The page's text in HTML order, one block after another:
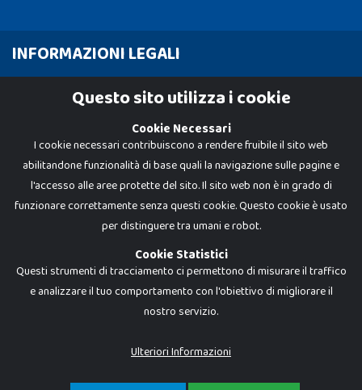
INFORMAZIONI LEGALI
Cookie Policy
Dadi e Mattoncini è un brand di Giocabene Srl. Ogni riproduzione o utilizzo non
I prezzi e le promozioni pubblicate potrebbero differire da quanto esposto in
Questo sito utilizza i cookie
Cookie Necessari
I cookie necessari contribuiscono a rendere fruibile il sito web
abilitandone funzionalità di base quali la navigazione sulle pagine e
l'accesso alle aree protette del sito. Il sito web non è in grado di
funzionare correttamente senza questi cookie. Questo cookie è usato
per distinguere tra umani e robot.
Cookie Statistici
Questi strumenti di tracciamento ci permettono di misurare il traffico
e analizzare il tuo comportamento con l'obiettivo di migliorare il
nostro servizio.
Ulteriori Informazioni